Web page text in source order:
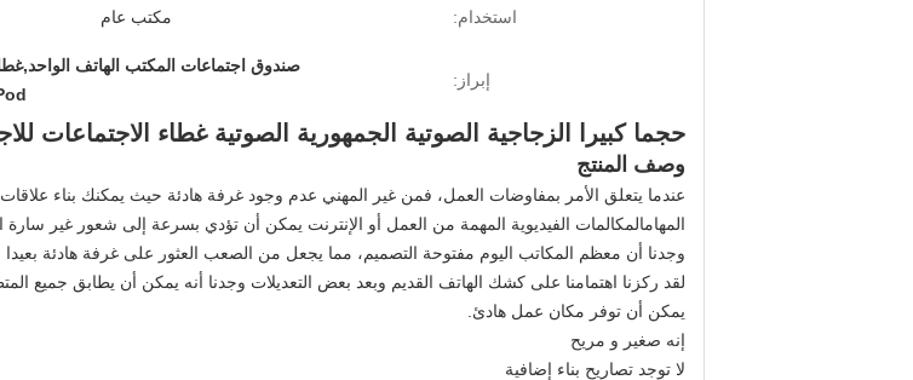
استخدام: مكتب عام
إبراز:
صندوق اجتماعات المكتب الهاتف
حجما كبيرا الزجاجية الصوتية الجمهورية الصوتية غطاء الاجتماعات
وصف المنتج
عندما يتعلق الأمر بمفاوضات العمل، فمن غير المهني عدم وجود غرفة هادئة حيث يمكنك بناء
المهامالمكالمات الفيديوية المهمة من العمل أو الإنترنت يمكن أن تؤدي بسرعة إلى شعور غير
وجدنا أن معظم المكاتب اليوم مفتوحة التصميم، مما يجعل من الصعب العثور على غرفة هادئة بعيدا
لقد ركزنا اهتمامنا على كشك الهاتف القديم وبعد بعض التعديلات وجدنا أنه يمكن أن يطابق جميع
يمكن أن توفر مكان عمل هادئ.
إنه صغير و مريح
لا توجد تصاريح بناء إضافية